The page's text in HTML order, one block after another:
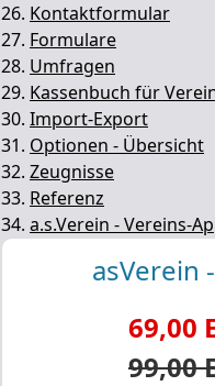
26. Kontaktformular
27. Formulare
28. Umfragen
29. Kassenbuch für
30. Import-Export
31. Optionen - Übersicht
32. Zeugnisse
33. Referenz
34. a.s.Verein - Vereins-
asVerein
69,00
99,00